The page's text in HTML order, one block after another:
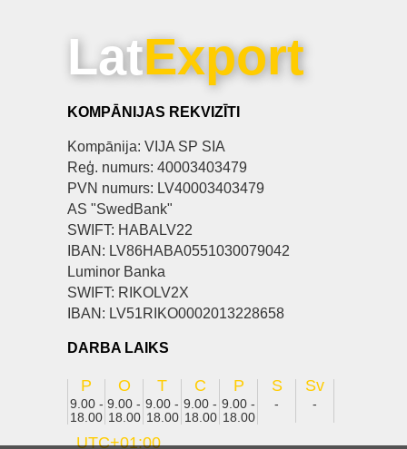
LatExport
KOMPĀNIJAS REKVIZĪTI
Kompānija: VIJA SP SIA
Reģ. numurs: 40003403479
PVN numurs: LV40003403479
AS "SwedBank"
SWIFT: HABALV22
IBAN: LV86HABA0551030079042
Luminor Banka
SWIFT: RIKOLV2X
IBAN: LV51RIKO0002013228658
DARBA LAIKS
P
9.00 -
18.00
O
9.00 -
18.00
T
9.00 -
18.00
C
9.00 -
18.00
P
9.00 -
18.00
S
-
Sv
-
UTC+01:00